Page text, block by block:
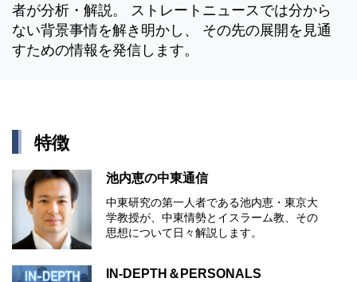
者が分析・解説。 ストレートニュースでは分から
ない背景事情を解き明かし、 その先の展開を見通
すための情報を発信します。
特徴
池内恵の中東通信
中東研究の第⼀⼈者である池内恵・東京⼤
学教授が、中東情勢とイスラーム教、その
思想について⽇々解説します。
IN-DEPTH＆PERSONALS